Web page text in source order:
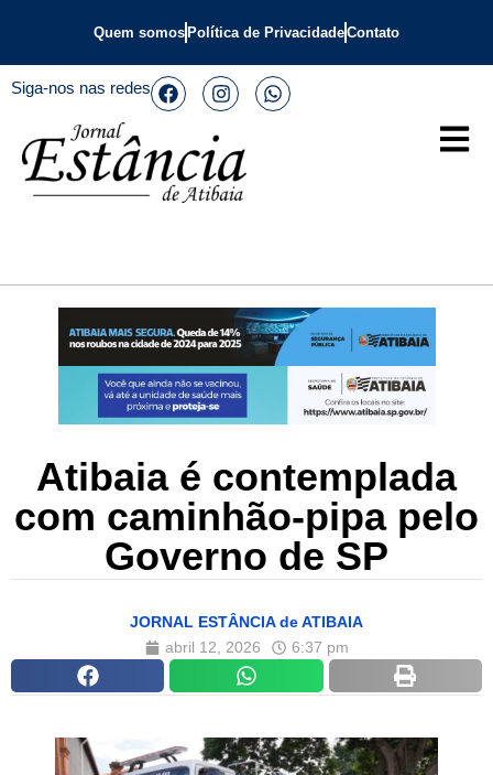
Quem somos Política de PrivacidadeContato
Siga-nos nas redes
Atibaia é contemplada
com caminhão-pipa pelo
Governo de SP
JORNAL ESTÂNCIA de ATIBAIA
abril 12, 2026
6:37 pm